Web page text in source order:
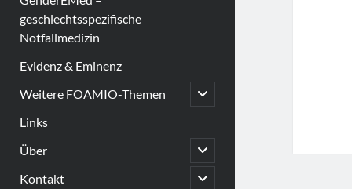
geschlechtsspezifische
Notfallmedizin
Evidenz & Eminenz
Weitere FOAMIO-Themen
open
child
Links
Über
open
child
menu
Kontakt
open